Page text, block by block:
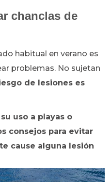
chanclas de
habitual en verano es
problemas. No sujetan
de lesiones es
uso a playas o
consejos para evitar
cause alguna lesión